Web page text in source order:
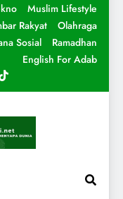
Muslim Lifestyle
Rakyat
Olahraga
Sosial
Ramadhan
English For Adab